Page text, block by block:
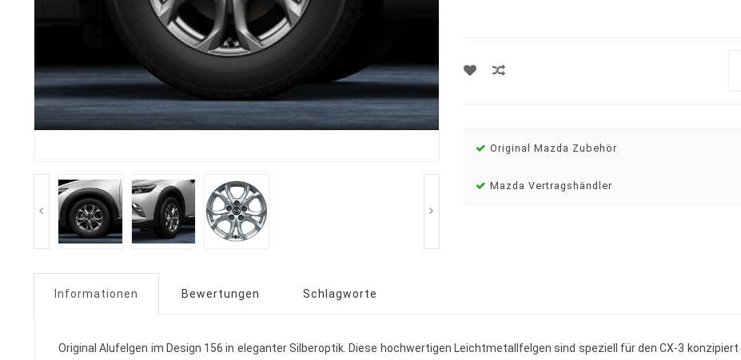
Original Mazda Zubehör
Mazda Vertragshändler
Informationen Bewertungen Schlagworte
Original Alufelgen im Design 156 in eleganter Silberoptik. Diese hochwertigen Leichtmetallfelgen sind speziell für den CX-3